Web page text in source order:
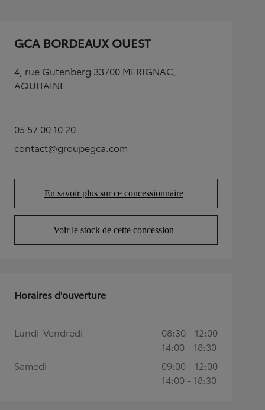
GCA BORDEAUX OUEST
4, rue Gutenberg 33700 MERIGNAC,
AQUITAINE
05 57 00 10 20(Opens in new tab)
contact@groupegca.com
(Opens in new tab)
En savoir plus sur ce concessionnaire
(Opens in new tab)
Voir le stock de cette concession
(Opens in new tab)
Horaires d'ouverture
Lundi-Vendredi
08:30 - 12:00
14:00 - 18:30
Samedi
09:00 - 12:00
14:00 - 18:30